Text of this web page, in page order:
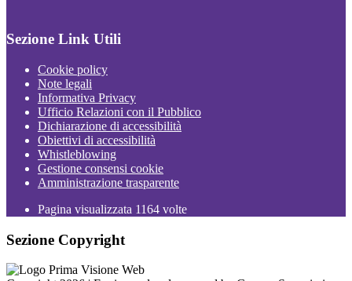
Sezione Link Utili
Cookie policy
Note legali
Informativa Privacy
Ufficio Relazioni con il Pubblico
Dichiarazione di accessibilità
Obiettivi di accessibilità
Whistleblowing
Gestione consensi cookie
Amministrazione trasparente
Pagina visualizzata 1164 volte
Sezione Copyright